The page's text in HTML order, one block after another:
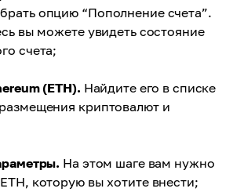
опцию “Пополнение счета”.
вы можете увидеть состояние
счета;
(ETH). Найдите его в списке
криптовалют и
На этом шаге вам нужно
которую вы хотите внести;